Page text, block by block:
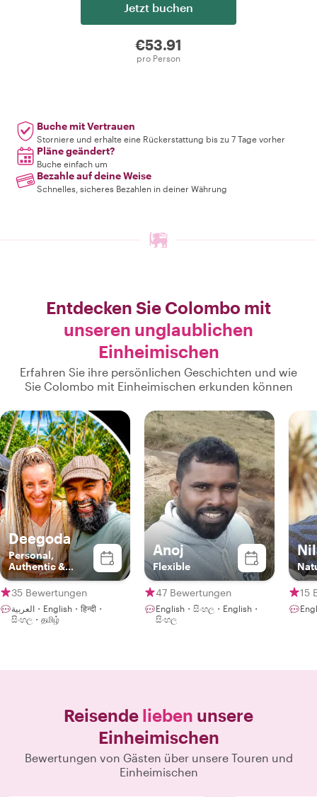
Jetzt buchen
€53.91
pro Person
Buche mit Vertrauen
Storniere und erhalte eine Rückerstattung bis zu 7 Tage vorher
Pläne geändert?
Buche einfach um
Bezahle auf deine Weise
Schnelles, sicheres Bezahlen in deiner Währung
Entdecken Sie Colombo mit
unseren unglaublichen
Einheimischen
Erfahren Sie ihre persönlichen Geschichten und wie
Sie Colombo mit Einheimischen erkunden können
Deegoda
Personal,
Authentic &
Sustainable
Experience in
Ceylon with
Deegoda
35 Bewertungen
العربية・English・हिन्दी・
සිංහල・தமிழ்
Anoj
Flexible
47 Bewertungen
English・සිංහල・English・
සිංහල
15
Reisende lieben unsere
Einheimischen
Bewertungen von Gästen über unsere Touren und
Einheimischen